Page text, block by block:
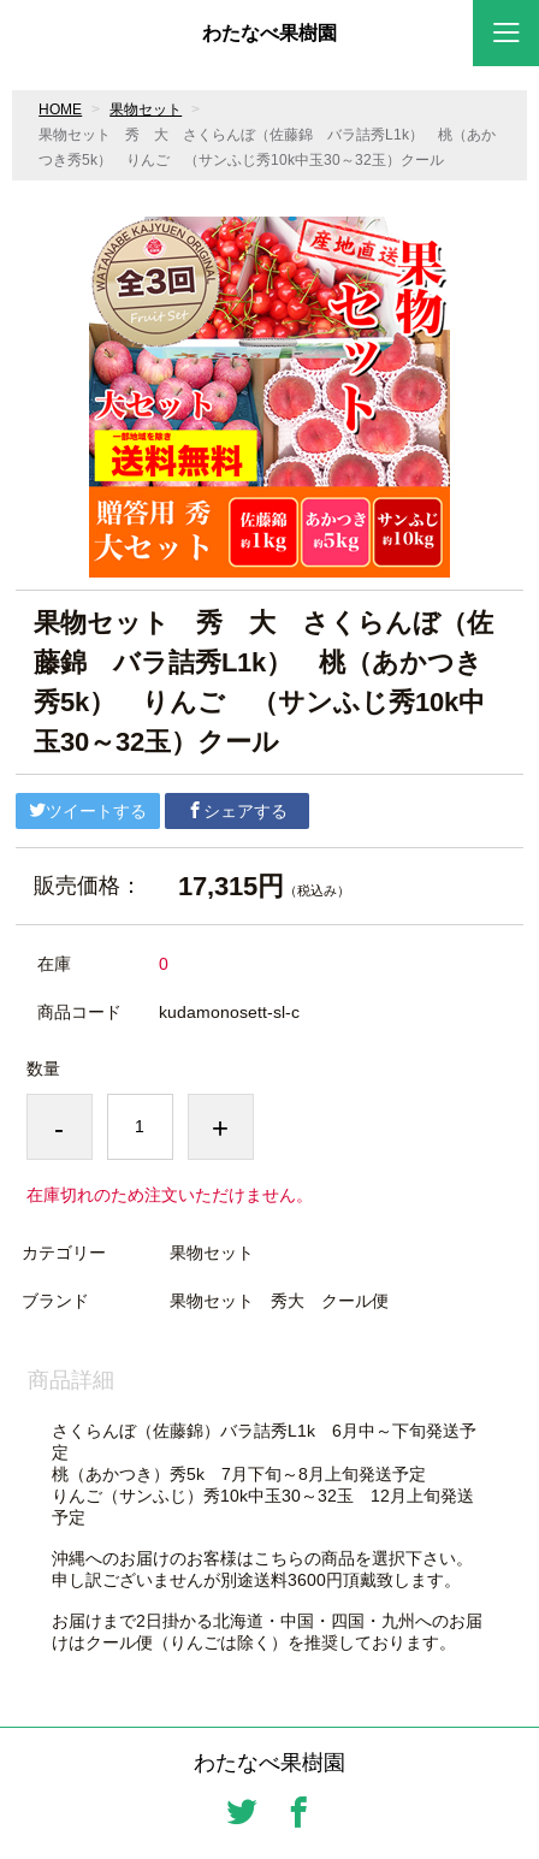
わたなべ果樹園
HOME
果物セット
果物セット 秀 大 さくらんぼ（佐藤錦 バラ詰秀L1k） 桃（あか
つき秀5k） りんご （サンふじ秀10k中玉30～32玉）クール
果物セット 秀 大 さくらんぼ（佐
藤錦 バラ詰秀L1k） 桃（あかつき
秀5k） りんご （サンふじ秀10k中
玉30～32玉）クール
ツイートする シェアする
販売価格： 17,315円 （税込み）
在庫 0
商品コード kudamonosett-sl-c
数量
- +
在庫切れのため注文いただけません。
カテゴリー 果物セット
ブランド 果物セット 秀大 クール便
商品詳細
さくらんぼ（佐藤錦）バラ詰秀L1k 6月中～下旬発送予
定
桃（あかつき）秀5k 7月下旬～8月上旬発送予定
りんご（サンふじ）秀10k中玉30～32玉 12月上旬発送
予定
沖縄へのお届けのお客様はこちらの商品を選択下さい。
申し訳ございませんが別途送料3600円頂戴致します。
お届けまで2日掛かる北海道・中国・四国・九州へのお届
けはクール便（りんごは除く）を推奨しております。
わたなべ果樹園